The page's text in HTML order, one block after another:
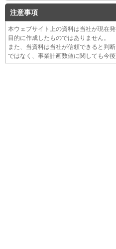
注意事項
本ウェブサイト上の資料は当社が現在
目的に作成したものではありません。
また、当資料は当社が信頼できると判
ではなく、事業計画数値に関しても今